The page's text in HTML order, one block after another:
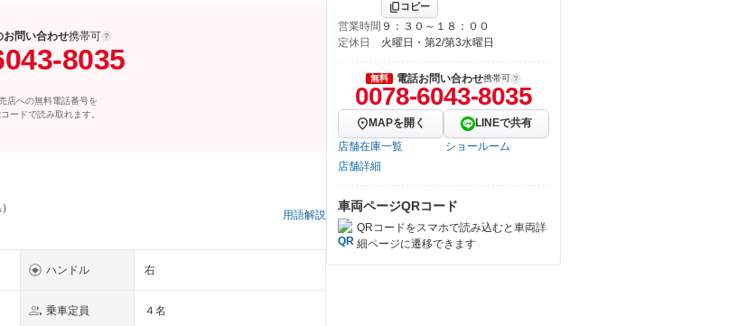
お問い合わせ携帯可
8035
店への無料電話番号を
ードで読み取れます。
用語解説
ハンドル 右
乗車定員 ４名
コピー
営業時間 ９：３０～１８：００
定休日
火曜日・第2/第3水曜日
無料 電話お問い合わせ携帯可
0078-6043-8035
MAPを開く
LINEで共有
店舗在庫一覧
ショールーム
店舗詳細
車両ページQRコード
QRコードをスマホで読み込むと車両詳
細ページに遷移できます